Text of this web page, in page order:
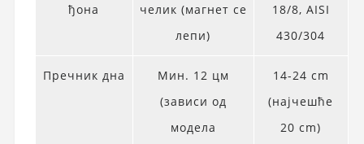
ђона
челик (магнет се
лепи)
18/8, AISI
430/304
Пречник дна
Мин. 12 цм
(зависи од
модела
14-24 cm
(најчешће
20 cm)